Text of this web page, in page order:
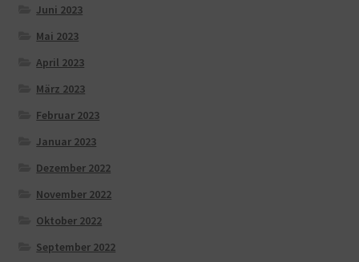
Juni 2023
Mai 2023
April 2023
März 2023
Februar 2023
Januar 2023
Dezember 2022
November 2022
Oktober 2022
September 2022